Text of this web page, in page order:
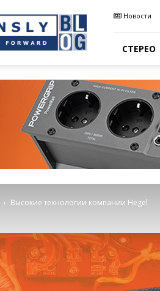
Новости
СТЕРЕО
Высокие технологии компании Hegel